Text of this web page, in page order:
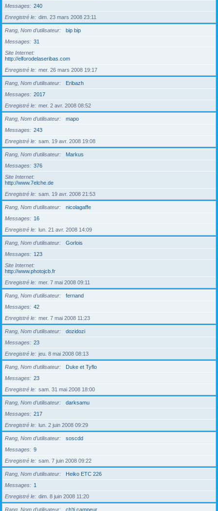
Messages
240
Enregistré le
dim. 23 mars 2008 23:11
Rang, Nom d’utilisateur
bip bip
Messages
31
Site Internet
http://elforodelaseribas.com
Enregistré le
mer. 26 mars 2008 19:17
Rang, Nom d’utilisateur
Eribazh
Messages
2017
Enregistré le
mer. 2 avr. 2008 08:52
Rang, Nom d’utilisateur
mapo
Messages
243
Enregistré le
sam. 19 avr. 2008 19:08
Rang, Nom d’utilisateur
Markus
Messages
376
Site Internet
http://www.7elche.de
Enregistré le
sam. 19 avr. 2008 21:53
Rang, Nom d’utilisateur
nicolagaffe
Messages
16
Enregistré le
lun. 21 avr. 2008 14:09
Rang, Nom d’utilisateur
Gorlois
Messages
123
Site Internet
http://www.photojcb.fr
Enregistré le
mer. 7 mai 2008 09:11
Rang, Nom d’utilisateur
fernand
Messages
42
Enregistré le
mer. 7 mai 2008 11:23
Rang, Nom d’utilisateur
dozidozi
Messages
23
Enregistré le
jeu. 8 mai 2008 08:13
Rang, Nom d’utilisateur
Duke et Tyflo
Messages
23
Enregistré le
sam. 31 mai 2008 18:00
Rang, Nom d’utilisateur
darksamu
Messages
217
Enregistré le
lun. 2 juin 2008 09:29
Rang, Nom d’utilisateur
soscdd
Messages
9
Enregistré le
sam. 7 juin 2008 09:22
Rang, Nom d’utilisateur
Heiko ETC 226
Messages
1
Enregistré le
dim. 8 juin 2008 11:20
Rang, Nom d’utilisateur ch'ti campeur